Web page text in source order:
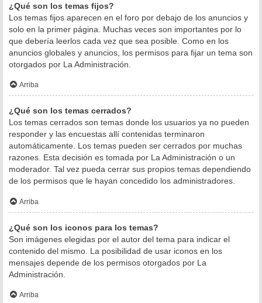
¿Qué son los temas fijos?
Los temas fijos aparecen en el foro por debajo de los anuncios y
solo en la primer página. Muchas veces son importantes por lo
que debería leerlos cada vez que sea posible. Como en los
anuncios globales y anuncios, los permisos para fijar un tema son
otorgados por La Administración.
Arriba
¿Qué son los temas cerrados?
Los temas cerrados son temas donde los usuarios ya no pueden
responder y las encuestas allí contenidas terminaron
automáticamente. Los temas pueden ser cerrados por muchas
razones. Esta decisión es tomada por La Administración o un
moderador. Tal vez pueda cerrar sus propios temas dependiendo
de los permisos que le hayan concedido los administradores.
Arriba
¿Qué son los iconos para los temas?
Son imágenes elegidas por el autor del tema para indicar el
contenido del mismo. La posibilidad de usar iconos en los
mensajes depende de los permisos otorgados por La
Administración.
Arriba